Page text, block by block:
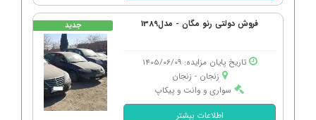
فروش دولتی رنو مگان - مدل1389
تاریخ پایان مزایده: 1405/06/09
زنجان - زنجان
سواری و وانت و پیکاپ
اطلاعات بیشتر
جدید